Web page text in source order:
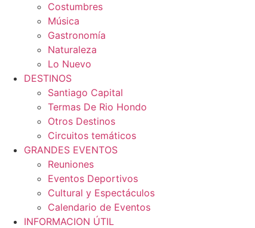
Costumbres
Música
Gastronomía
Naturaleza
Lo Nuevo
DESTINOS
Santiago Capital
Termas De Rio Hondo
Otros Destinos
Circuitos temáticos
GRANDES EVENTOS
Reuniones
Eventos Deportivos
Cultural y Espectáculos
Calendario de Eventos
INFORMACION ÚTIL